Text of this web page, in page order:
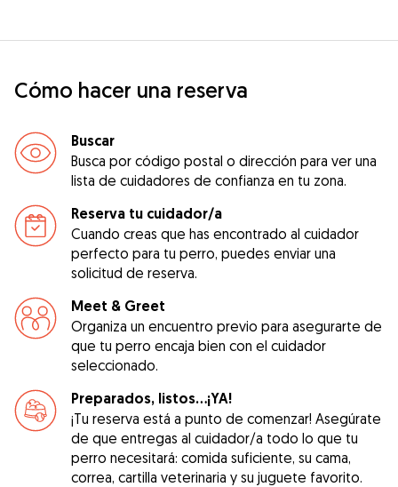
Cómo hacer una reserva
Buscar
Busca por código postal o dirección para ver una
lista de cuidadores de confianza en tu zona.
Reserva tu cuidador/a
Cuando creas que has encontrado al cuidador
perfecto para tu perro, puedes enviar una
solicitud de reserva.
Meet & Greet
Organiza un encuentro previo para asegurarte de
que tu perro encaja bien con el cuidador
seleccionado.
Preparados, listos...¡YA!
¡Tu reserva está a punto de comenzar! Asegúrate
de que entregas al cuidador/a todo lo que tu
perro necesitará: comida suficiente, su cama,
correa, cartilla veterinaria y su juguete favorito.